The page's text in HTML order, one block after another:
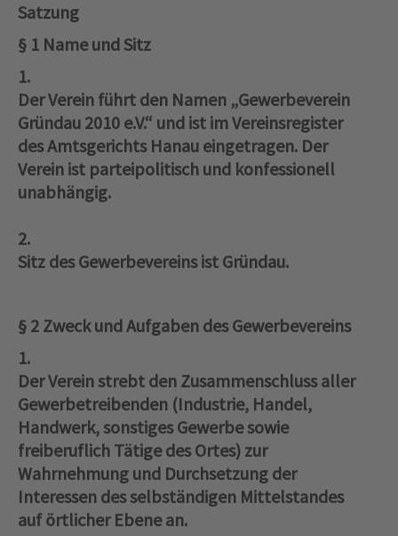
Satzung
§ 1 Name und Sitz
1.
Der Verein führt den Namen „Gewerbeverein
Gründau 2010 e.V.“ und ist im Vereinsregister
des Amtsgerichts Hanau eingetragen. Der
Verein ist parteipolitisch und konfessionell
unabhängig.
2.
Sitz des Gewerbevereins ist Gründau.
§ 2 Zweck und Aufgaben des Gewerbevereins
1.
Der Verein strebt den Zusammenschluss aller
Gewerbetreibenden (Industrie, Handel,
Handwerk, sonstiges Gewerbe sowie
freiberuflich Tätige des Ortes) zur
Wahrnehmung und Durchsetzung der
Interessen des selbständigen Mittelstandes
auf örtlicher Ebene an.